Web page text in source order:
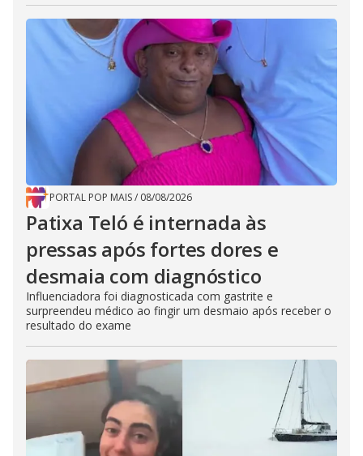
PORTAL POP MAIS/ 08/08/2026
Patixa Teló é internada às
pressas após fortes dores e
desmaia com diagnóstico
Influenciadora foi diagnosticada com gastrite e
surpreendeu médico ao fingir um desmaio após receber o
resultado do exame